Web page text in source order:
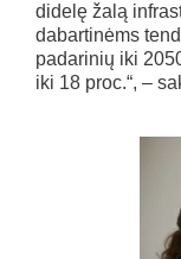
didelę žalą
dabartinėms
padarinių iki
iki 18 proc.“, –